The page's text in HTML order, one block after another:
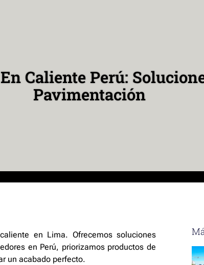
Caliente Perú:
Pavimentación
en Lima. Ofrecemos soluciones
en Perú, priorizamos productos de
un acabado perfecto.